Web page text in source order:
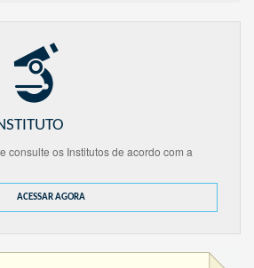
consulte os Institutos de acordo com a
ACESSAR AGORA